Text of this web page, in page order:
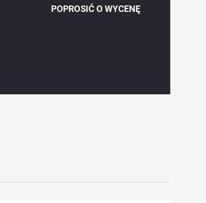
POPROSIĆ O WYCENĘ